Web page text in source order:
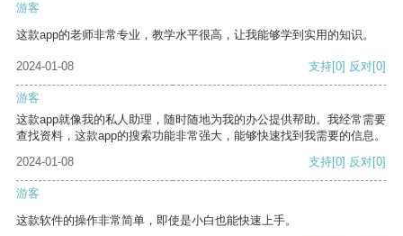
游客
这款app的老师非常专业，教学水平很高，让我能够学到实用的知识。
2024-01-08 支持[0] 反对[0]
游客
这款app就像我的私人助理，随时随地为我的办公提供帮助。我经常需要
查找资料，这款app的搜索功能非常强大，能够快速找到我需要的信息。
2024-01-08
支持[0] 反对[0]
游客
这款软件的操作非常简单，即使是小白也能快速上手。